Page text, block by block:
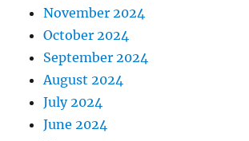
November 2024
October 2024
September 2024
August 2024
July 2024
June 2024